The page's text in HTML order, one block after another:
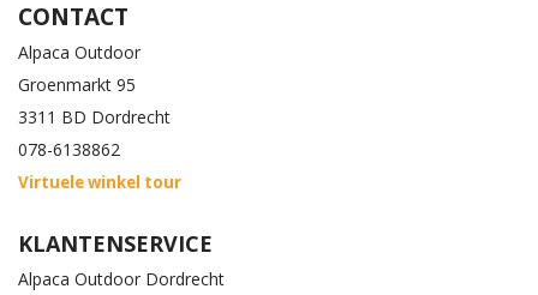
CONTACT
Alpaca Outdoor
Groenmarkt 95
3311 BD Dordrecht
078-6138862
Virtuele winkel tour
KLANTENSERVICE
Alpaca Outdoor Dordrecht